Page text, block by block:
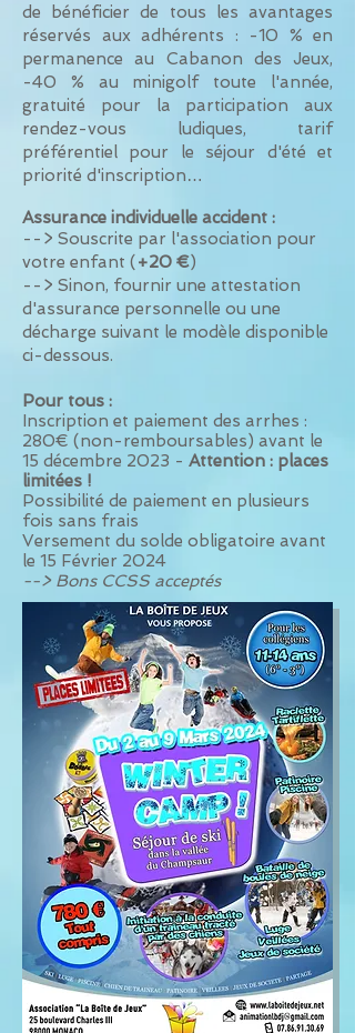
de bénéficier de tous les avantages
réservés aux adhérents : -10 % en
permanence au Cabanon des Jeux,
-40 % au minigolf toute l'année,
gratuité pour la participation aux
rendez-vous ludiques, tarif
préférentiel pour le séjour d'été et
priorité d'inscription…
Assurance individuelle accident :
--> Souscrite par l'association pour
votre enfant (+20 €)
--> Sinon, fournir une attestation
d'assurance personnelle ou une
décharge suivant le modèle disponible
ci-dessous.
Pour tous :
Inscription et paiement des arrhes :
280€ (non-remboursables) avant le
15 décembre 2023 - Attention : places
limitées !
Possibilité de paiement en plusieurs
fois sans frais
Versement du solde obligatoire avant
le 15 Février 2024
--> Bons CCSS acceptés